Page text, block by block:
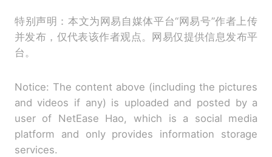
特别声明：本文为网易自媒体平台“网易号”作者上传
并发布，仅代表该作者观点。网易仅提供信息发布平
台。
Notice: The content above (including the pictures
and videos if any) is uploaded and posted by a
user of NetEase Hao, which is a social media
platform and only provides information storage
services.